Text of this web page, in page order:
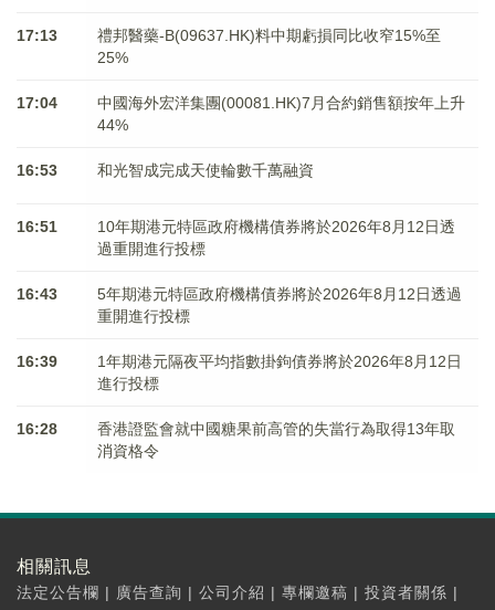
17:13
禮邦醫藥-B(09637.HK)料中期虧損同比收窄15%至
25%
17:04
中國海外宏洋集團(00081.HK)7月合約銷售額按年上升
44%
16:53 和光智成完成天使輪數千萬融資
16:51
10年期港元特區政府機構債券將於2026年8月12日透
過重開進行投標
16:43
5年期港元特區政府機構債券將於2026年8月12日透過
重開進行投標
16:39
1年期港元隔夜平均指數掛鉤債券將於2026年8月12日
進行投標
16:28
香港證監會就中國糖果前高管的失當行為取得13年取
消資格令
相關訊息
法定公告欄 | 廣告查詢 | 公司介紹 | 專欄邀稿 | 投資者關係 |